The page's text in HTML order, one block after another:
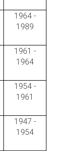
1964 -
1989
1961 -
1964
1954 -
1961
1947 -
1954